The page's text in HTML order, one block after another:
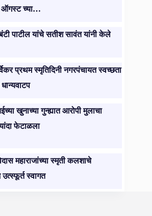
ऑगस्ट च्या…
पाटील यांचे सतीश सावंत यांनी केले
प्रथम स्मृतिदिनी नगरपंचायत स्वच्छता
धान्यवाटप
खुनाच्या गुन्ह्यात आरोपी मुलाचा
फेटाळला
महाराजांच्या स्मृती कलशाचे
स्वागत